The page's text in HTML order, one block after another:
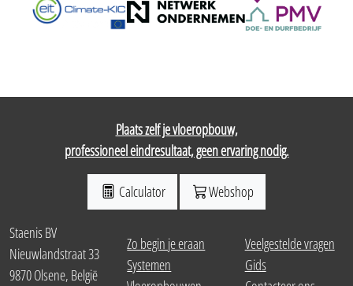
Plaats zelf je vloeropbouw,
professioneel eindresultaat, geen ervaring nodig.
Calculator Webshop
Staenis BV
Nieuwlandstraat 33
9870 Olsene, België
Zo begin je eraan
Systemen
Veelgestelde vragen
Gids